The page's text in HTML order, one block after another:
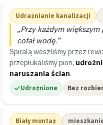
Udrażnianie kanalizacji
„Przy każdym
cofał wodę.”
Spiralą weszliśmy przez
przepłukaliśmy pion,
naruszania ścian.
Udrożnione Bez
Biały montaż